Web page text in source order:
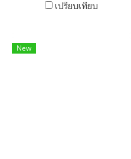
เปรียบเทียบ
New